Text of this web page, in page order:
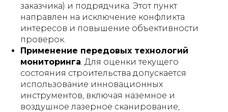
заказчика) и подрядчика. Этот пункт
направлен на исключение конфликта
интересов и повышение объективности
проверок.
Применение передовых технологий
мониторинга . Для оценки текущего
состояния строительства допускается
использование инновационных
инструментов, включая наземное и
воздушное лазерное сканирование,